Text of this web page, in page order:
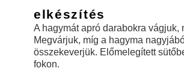
elkészítés
A hagymát apró darabokra
Megvárjuk, míg a hagyma
összekeverjük. Előmelegített
fokon.